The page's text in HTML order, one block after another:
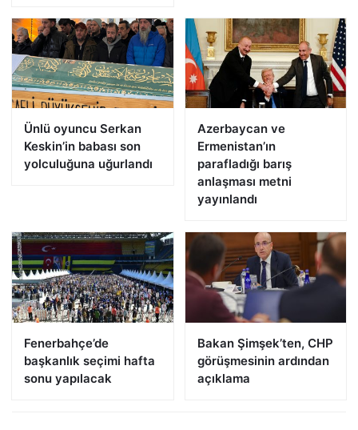
Ünlü oyuncu Serkan
Keskin’in babası son
yolculuğuna uğurlandı
Azerbaycan ve
Ermenistan’ın
parafladığı barış
anlaşması metni
yayınlandı
Fenerbahçe’de
başkanlık seçimi hafta
sonu yapılacak
Bakan Şimşek’ten, CHP
görüşmesinin ardından
açıklama